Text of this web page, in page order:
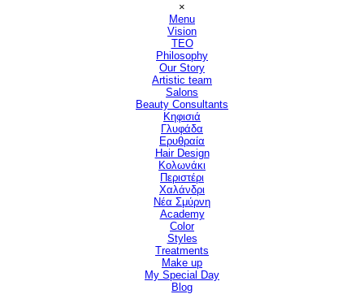
×
Menu
Vision
TEO
Philosophy
Our Story
Artistic team
Salons
Beauty Consultants
Κηφισιά
Γλυφάδα
Ερυθραία
Hair Design▼
Κολωνάκι
Περιστέρι
Χαλάνδρι
Νέα Σμύρνη
Academy
Color
Styles
Treatments
Make up
My Special Day
Blog